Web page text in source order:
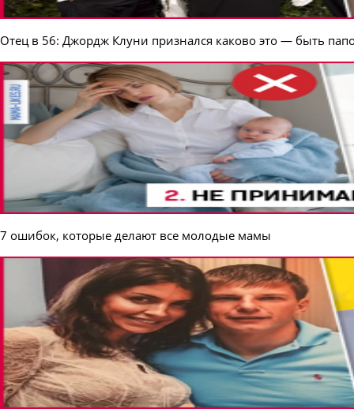
Отец в 56: Джордж Клуни признался каково это — быть
7 ошибок, которые делают все молодые мамы